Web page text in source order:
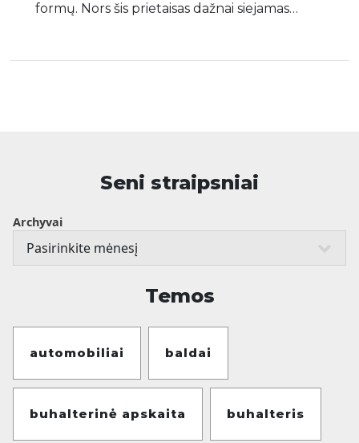
formų. Nors šis prietaisas dažnai siejamas…
Seni straipsniai
Archyvai
Temos
automobiliai baldai
buhalterinė apskaita buhalteris